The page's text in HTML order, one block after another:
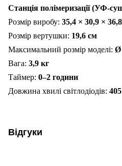
Станція полімеризації (УФ-
Розмір виробу: 35,4 × 30,9 ×
Розмір вертушки: 19,6 см
Максимальний розмір моделі: Ø
Вага: 3,9 кг
Таймер: 0–2 години
Довжина хвилі світлодіодів:
Відгуки